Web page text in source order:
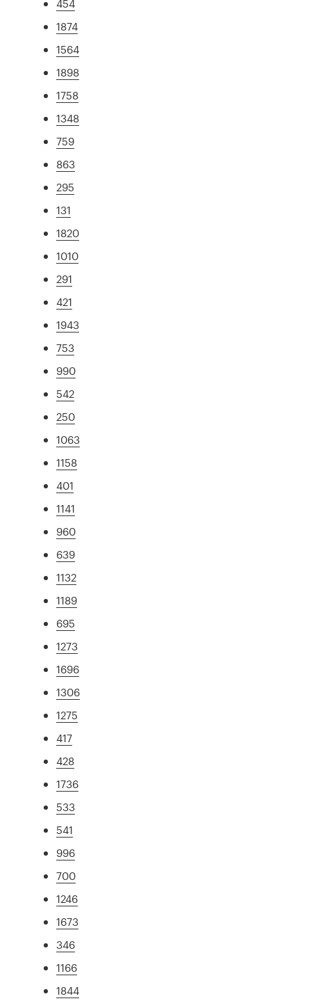
454
1874
1564
1898
1758
1348
759
863
295
131
1820
1010
291
421
1943
753
990
542
250
1063
1158
401
1141
960
639
1132
1189
695
1273
1696
1306
1275
417
428
1736
533
541
996
700
1246
1673
346
1166
1844